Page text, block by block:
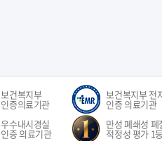
보건복지부
인증의료기관
보건복지부 전
인증 의료기관
우수내시경실
인증 의료기관
만성 폐쇄성
적정성 평가 1